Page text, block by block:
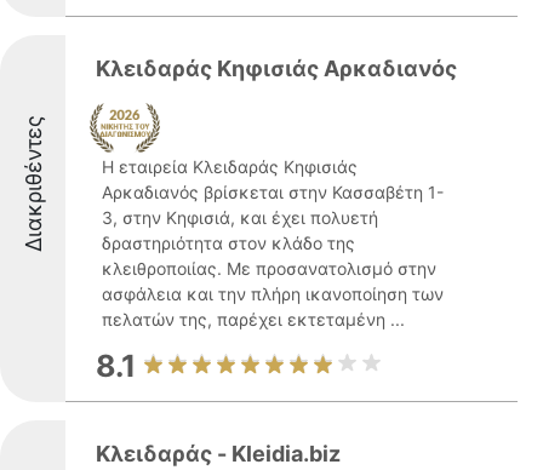
Διακριθέντες
Κλειδαράς Κηφισιάς Αρκαδιανός
Η εταιρεία Κλειδαράς Κηφισιάς
Αρκαδιανός βρίσκεται στην Κασσαβέτη 1-
3, στην Κηφισιά, και έχει πολυετή
δραστηριότητα στον κλάδο της
κλειθροποιίας. Με προσανατολισμό στην
ασφάλεια και την πλήρη ικανοποίηση των
πελατών της, παρέχει εκτεταμένη ...
8.1
Κλειδαράς - Kleidia.biz